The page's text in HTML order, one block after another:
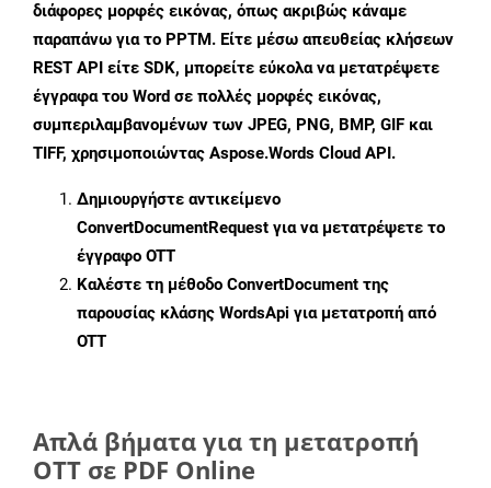
διάφορες μορφές εικόνας, όπως ακριβώς κάναμε
παραπάνω για το PPTM. Είτε μέσω απευθείας κλήσεων
REST API είτε SDK, μπορείτε εύκολα να μετατρέψετε
έγγραφα του Word σε πολλές μορφές εικόνας,
συμπεριλαμβανομένων των JPEG, PNG, BMP, GIF και
TIFF, χρησιμοποιώντας Aspose.Words Cloud API.
Δημιουργήστε αντικείμενο
ConvertDocumentRequest για να μετατρέψετε το
έγγραφο OTT
Καλέστε τη μέθοδο ConvertDocument της
παρουσίας κλάσης WordsApi για μετατροπή από
OTT
Απλά βήματα για τη μετατροπή
OTT σε PDF Online